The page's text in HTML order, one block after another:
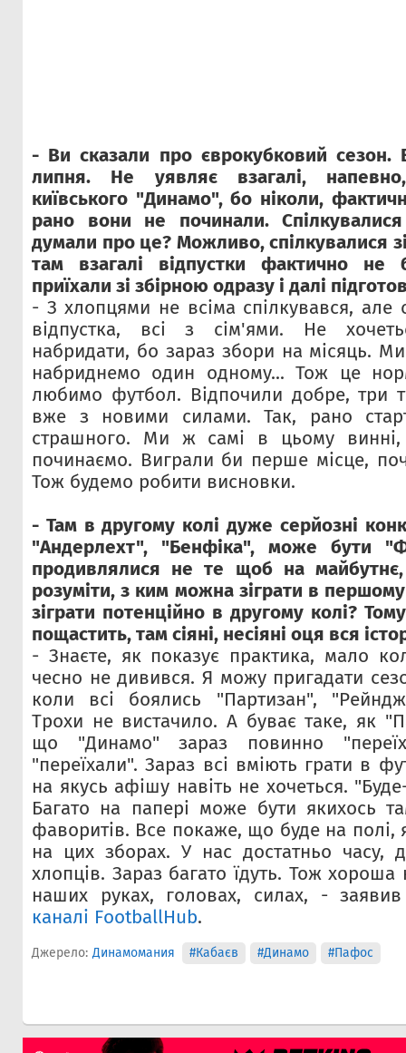
- Ви сказали про єврокубковий сезон.
липня. Не уявляє взагалі,
київського "Динамо", бо ніколи,
рано вони не починали.
думали про це? Можливо, спілкувалися
там взагалі відпустки фактично не
приїхали зі збірною одразу і далі
- З хлопцями не всіма спілкувався, але
відпустка, всі з сім'ями. Не
набридати, бо зараз збори на місяць.
набриднемо один одному... Тож це
любимо футбол. Відпочили добре, три
вже з новими силами. Так, рано
страшного. Ми ж самі в цьому
починаємо. Виграли би перше місце,
Тож будемо робити висновки.
- Там в другому колі дуже серйозні
"Андерлехт", "Бенфіка", може бути
продивлялися не те щоб на
розуміти, з ким можна зіграти в
зіграти потенційно в другому колі?
пощастить, там сіяні, несіяні оця вся
- Знаєте, як показує практика, мало
чесно не дивився. Я можу пригадати
коли всі боялись "Партизан",
Трохи не вистачило. А буває таке, як
що "Динамо" зараз повинно
"переїхали". Зараз всі вміють грати в
на якусь афішу навіть не хочеться.
Багато на папері може бути якихось
фаворитів. Все покаже, що буде на полі,
на цих зборах. У нас достатньо часу,
хлопців. Зараз багато їдуть. Тож хороша
наших руках, головах, силах, -
каналі FootballHub.
Джерело: Динамомания #Кабаєв #Динамо #Пафос